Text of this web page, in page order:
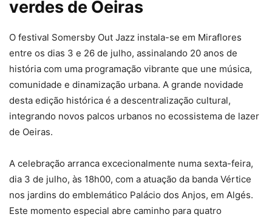
verdes de Oeiras
O festival Somersby Out Jazz instala-se em Miraflores
entre os dias 3 e 26 de julho, assinalando 20 anos de
história com uma programação vibrante que une música,
comunidade e dinamização urbana. A grande novidade
desta edição histórica é a descentralização cultural,
integrando novos palcos urbanos no ecossistema de lazer
de Oeiras.
A celebração arranca excecionalmente numa sexta-feira,
dia 3 de julho, às 18h00, com a atuação da banda Vértice
nos jardins do emblemático Palácio dos Anjos, em Algés.
Este momento especial abre caminho para quatro